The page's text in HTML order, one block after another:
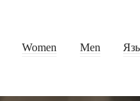
Women Men